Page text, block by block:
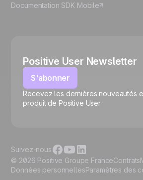
🍪
Gérer les
Documentation SDK Mobile
Positive User Newsletter
S'abonner
Recevez les dernières nouveautés
produit de Positive User
© 2026 Positive Groupe FranceContrats
Données personnellesParamètres des
Suivez-nous